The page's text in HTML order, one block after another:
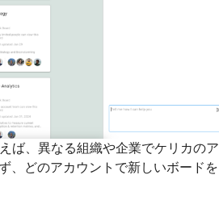
ば、異なる組織や企業でケリカのア
、どのアカウントで新しいボードを